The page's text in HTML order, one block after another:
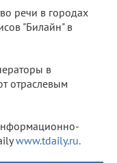
речи в городах
"Билайн" в
в
отраслевым
www.tdaily.ru.